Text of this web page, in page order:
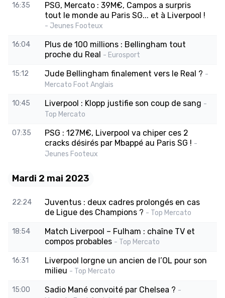
16:35
PSG, Mercato : 39M€, Campos a surpris
tout le monde au Paris SG... et à Liverpool !
- Jeunes Footeux
16:04
Plus de 100 millions : Bellingham tout
proche du Real - Eurosport
15:12 Jude Bellingham finalement vers le Real ? -
Mercato Foot Anglais
10:45 Liverpool : Klopp justifie son coup de sang -
Top Mercato
07:35
PSG : 127M€, Liverpool va chiper ces 2
cracks désirés par Mbappé au Paris SG ! -
Jeunes Footeux
Mardi 2 mai 2023
22:24
Juventus : deux cadres prolongés en cas
de Ligue des Champions ? - Top Mercato
18:54
Match Liverpool – Fulham : chaîne TV et
compos probables - Top Mercato
16:31
Liverpool lorgne un ancien de l’OL pour son
milieu - Top Mercato
15:00 Sadio Mané convoité par Chelsea ? -